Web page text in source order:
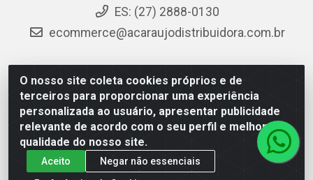
O nosso site coleta cookies próprios e de
terceiros para proporcionar uma experiência
personalizada ao usuário, apresentar publicidade
relevante de acordo com o seu perfil e melhorar a
qualidade do nosso site.
Aceito
Negar não essenciais
ES: (27) 2888-0130
ecommerce@acaraujodistribuidora.com.br
AC Araujo Distribuidora - Rua Carneiro de Campos, 42 -
São Cristóvão, Rio de Janeiro/RJ - CEP 20.920-410 -
CNPJ 08.744.753/0003-85